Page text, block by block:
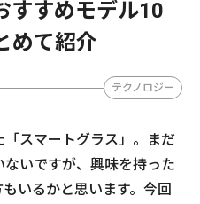
すすめモデル10
めて紹介
テクノロジー
スマートグラス」。まだ
いですが、興味を持った
いるかと思います。今回